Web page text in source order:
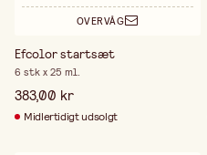
OVERVÅG
Efcolor startsæt
6 stk x 25 ml.
383,00 kr
Midlertidigt udsolgt